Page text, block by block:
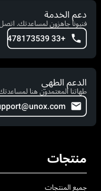
دعم الخدمة
فنيونا جاهزون لمساعدتك.
+33 478173539
الدعم الطهي
طهاتنا المعتمدون هنا
منتجات
جميع المنتجات